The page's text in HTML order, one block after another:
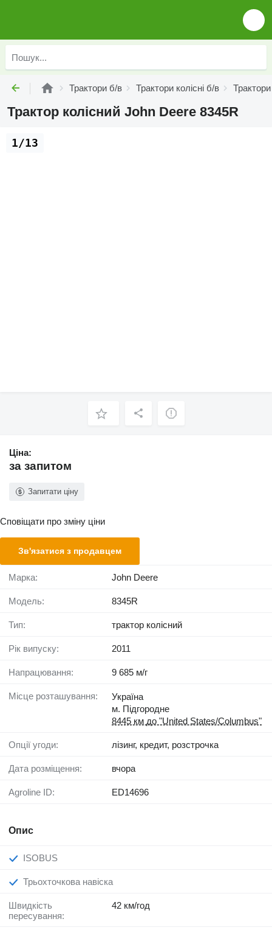
Трактори б/в Трактори колісні б/в
Трактор колісний John Deere 8345R
1/13
Ціна:
за запитом
Запитати ціну
Сповіщати про зміну ціни
Зв'язатися з продавцем
Марка: John Deere
Модель: 8345R
Тип: трактор колісний
Рік випуску: 2011
Напрацювання: 9 685 м/г
Місце розташування:
Україна
м. Підгородне
8445 км до "United States/Columbus"
Опції угоди: лізинг, кредит, розстрочка
Дата розміщення: вчора
Agroline ID: ED14696
Опис
ISOBUS
Трьохточкова навіска
Швидкість
пересування:
42 км/год